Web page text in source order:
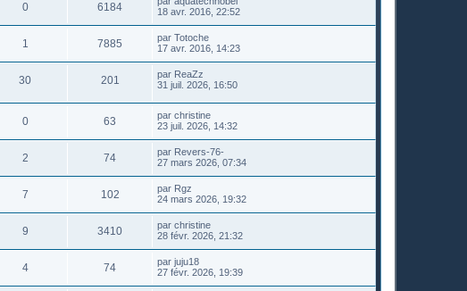
0 6184
18 avr. 2016, 22:52
1 7885 par Totoche
17 avr. 2016, 14:23
30 201 par ReaZz
31 juil. 2026, 16:50
0 63 par christine
23 juil. 2026, 14:32
2 74 par Revers-76-
27 mars 2026, 07:34
7 102 par Rgz
24 mars 2026, 19:32
9 3410 par christine
28 févr. 2026, 21:32
4 74 par juju18
27 févr. 2026, 19:39